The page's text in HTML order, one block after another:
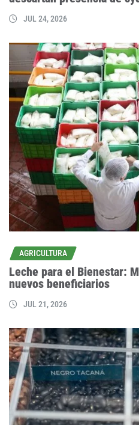
JUL 24, 2026
AGRICULTURA
Leche para el Bienestar:
nuevos beneficiarios
JUL 21, 2026